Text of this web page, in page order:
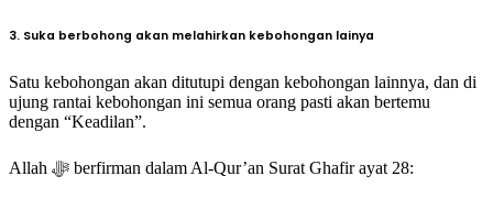
3. Suka berbohong akan melahirkan kebohongan lainya
Satu kebohongan akan ditutupi dengan kebohongan lainnya, dan di
ujung rantai kebohongan ini semua orang pasti akan bertemu
dengan “Keadilan”.
Allah ﷻ berfirman dalam Al-Qur’an Surat Ghafir ayat 28: